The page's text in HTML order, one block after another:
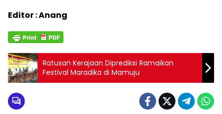
Editor : Anang
Ratusan Kerajaan Diprediksi Ramaikan
Festival Maradika di Mamuju